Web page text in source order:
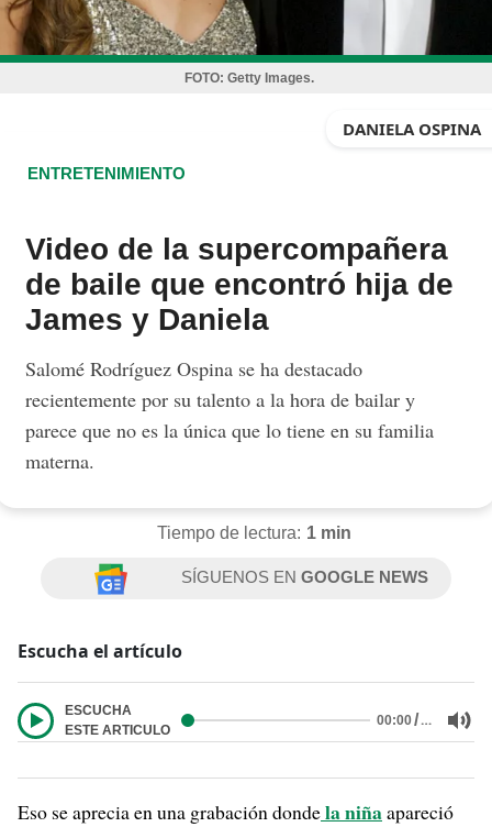
FOTO: Getty Images.
DANIELA OSPINA
ENTRETENIMIENTO
Video de la supercompañera
de baile que encontró hija de
James y Daniela
Salomé Rodríguez Ospina se ha destacado
recientemente por su talento a la hora de bailar y
parece que no es la única que lo tiene en su familia
materna.
Tiempo de lectura: 1 min
SÍGUENOS ENGOOGLE NEWS
Escucha el artículo
ESCUCHA
ESTE ARTICULO
00:00/…
Eso se aprecia en una grabación dondela niñaapareció